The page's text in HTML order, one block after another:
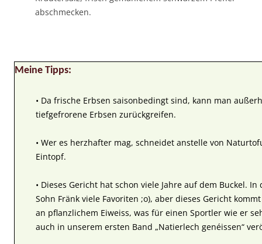
abschmecken.
Meine Tipps:
• Da frische Erbsen saisonbedingt sind, kann man
tiefgefrorene Erbsen zurückgreifen.
• Wer es herzhafter mag, schneidet anstelle von
Eintopf.
• Dieses Gericht hat schon viele Jahre auf dem Buckel.
Sohn Fränk viele Favoriten ;o), aber dieses Gericht
an pflanzlichem Eiweiss, was für einen Sportler wie er
auch in unserem ersten Band „Natierlech genéissen“